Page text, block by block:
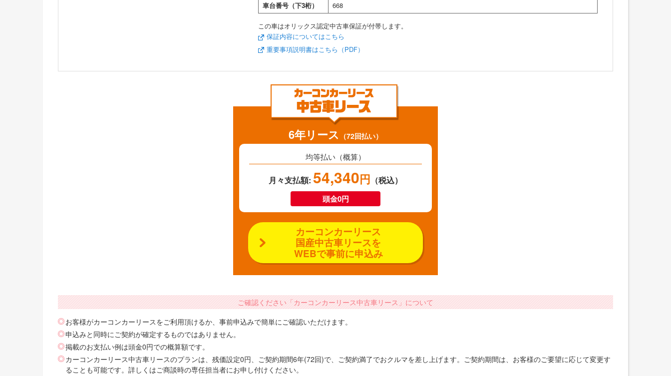
車台番号（下3桁）
668
この車はオリックス認定中古車保証が付帯します。
保証内容についてはこちら
重要事項説明書はこちら（PDF）
6年リース （72回払い）
均等払い（概算）
月々支払額: 54,340円 （税込）
頭金0円
カーコンカーリース
国産中古車リースを
WEBで事前に申込み
ご確認ください「カーコンカーリース中古車リース」について
お客様がカーコンカーリースをご利用頂けるか、事前申込みで簡単にご確認いただけます。
申込みと同時にご契約が確定するものではありません。
掲載のお支払い例は頭金0円での概算額です。
カーコンカーリース中古車リースのプランは、残価設定0円、ご契約期間6年(72回)で、ご契約満了でおクルマを差し上げます。ご契約期間は、お客様のご要望に応じて変更す
ることも可能です。詳しくはご商談時の専任担当者にお申し付けください。